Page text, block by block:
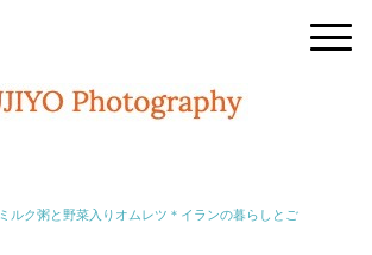
ミルク粥と野菜入りオムレツ＊イランの暮らしとご